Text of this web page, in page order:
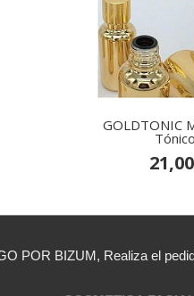
GOLDTONIC
POR BIZUM, Realiza el